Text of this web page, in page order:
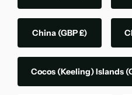
China (GBP £)
Cocos (Keeling) Islands